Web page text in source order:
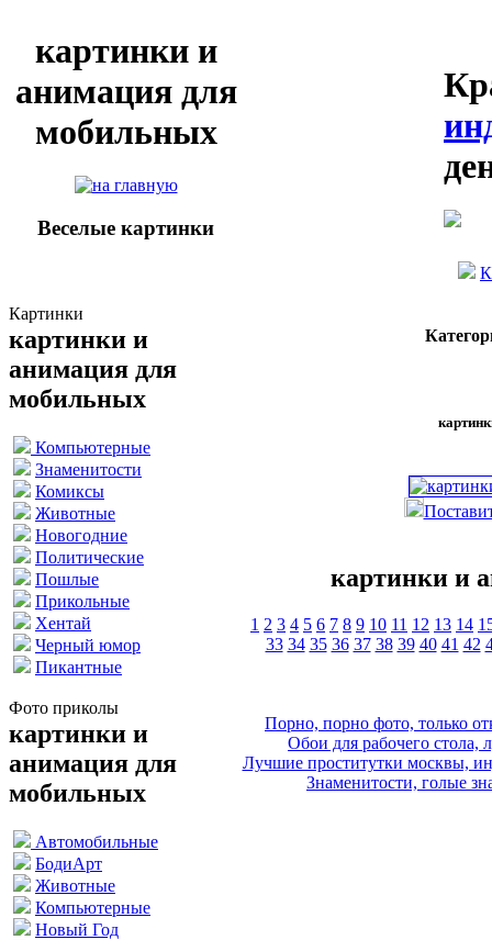
картинки и
анимация для
мобильных
Веселые картинки
Картинки
картинки и
анимация для
мобильных
Компьютерные
Знаменитости
Комиксы
Животные
Новогодние
Политические
Пошлые
Прикольные
Хентай
Черный юмор
Пикантные
Фото приколы
картинки и
анимация для
мобильных
Автомобильные
БодиАрт
Животные
Компьютерные
Новый Год
картинки и
1 2 3 4 5 6 7 8 9 10 11 12 13 14
33 34 35 36 37 38 39 40 41 42
Порно, порно фото, только
Обои для рабочего стола,
Лучшие проститутки москвы,
Знаменитости, голые